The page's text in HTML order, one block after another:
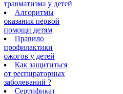
травматизма у детей
Алгоритмы
оказания первой
помощи детям
Правило
профилактики
ожогов у детей
Как защититься
от респираторных
заболеваний ?
Сертификат